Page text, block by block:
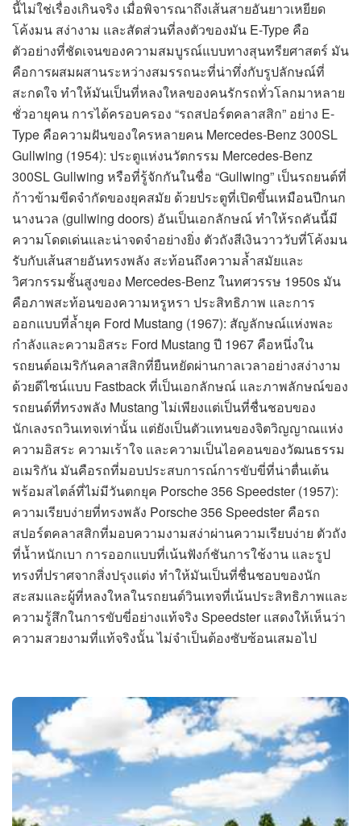
นี้ไม่ใช่เรื่องเกินจริง เมื่อพิจารณาถึงเส้นสายอันยาวเหยียด
โค้งมน สง่างาม และสัดส่วนที่ลงตัวของมัน E-Type คือ
ตัวอย่างที่ชัดเจนของความสมบูรณ์แบบทางสุนทรียศาสตร์ มัน
คือการผสมผสานระหว่างสมรรถนะที่น่าทึ่งกับรูปลักษณ์ที่
สะกดใจ ทำให้มันเป็นที่หลงใหลของคนรักรถทั่วโลกมาหลาย
ชั่วอายุคน การได้ครอบครอง “รถสปอร์ตคลาสสิก” อย่าง E-
Type คือความฝันของใครหลายคน Mercedes-Benz 300SL
Gullwing (1954): ประตูแห่งนวัตกรรม Mercedes-Benz
300SL Gullwing หรือที่รู้จักกันในชื่อ “Gullwing” เป็นรถยนต์ที่
ก้าวข้ามขีดจำกัดของยุคสมัย ด้วยประตูที่เปิดขึ้นเหมือนปีกนก
นางนวล (gullwing doors) อันเป็นเอกลักษณ์ ทำให้รถคันนี้มี
ความโดดเด่นและน่าจดจำอย่างยิ่ง ตัวถังสีเงินวาววับที่โค้งมน
รับกับเส้นสายอันทรงพลัง สะท้อนถึงความล้ำสมัยและ
วิศวกรรมชั้นสูงของ Mercedes-Benz ในทศวรรษ 1950s มัน
คือภาพสะท้อนของความหรูหรา ประสิทธิภาพ และการ
ออกแบบที่ล้ำยุค Ford Mustang (1967): สัญลักษณ์แห่งพละ
กำลังและความอิสระ Ford Mustang ปี 1967 คือหนึ่งใน
รถยนต์อเมริกันคลาสสิกที่ยืนหยัดผ่านกาลเวลาอย่างสง่างาม
ด้วยดีไซน์แบบ Fastback ที่เป็นเอกลักษณ์ และภาพลักษณ์ของ
รถยนต์ที่ทรงพลัง Mustang ไม่เพียงแต่เป็นที่ชื่นชอบของ
นักเลงรถวินเทจเท่านั้น แต่ยังเป็นตัวแทนของจิตวิญญาณแห่ง
ความอิสระ ความเร้าใจ และความเป็นไอคอนของวัฒนธรรม
อเมริกัน มันคือรถที่มอบประสบการณ์การขับขี่ที่น่าตื่นเต้น
พร้อมสไตล์ที่ไม่มีวันตกยุค Porsche 356 Speedster (1957):
ความเรียบง่ายที่ทรงพลัง Porsche 356 Speedster คือรถ
สปอร์ตคลาสสิกที่มอบความงามสง่าผ่านความเรียบง่าย ตัวถัง
ที่น้ำหนักเบา การออกแบบที่เน้นฟังก์ชันการใช้งาน และรูป
ทรงที่ปราศจากสิ่งปรุงแต่ง ทำให้มันเป็นที่ชื่นชอบของนัก
สะสมและผู้ที่หลงใหลในรถยนต์วินเทจที่เน้นประสิทธิภาพและ
ความรู้สึกในการขับขี่อย่างแท้จริง Speedster แสดงให้เห็นว่า
ความสวยงามที่แท้จริงนั้น ไม่จำเป็นต้องซับซ้อนเสมอไป